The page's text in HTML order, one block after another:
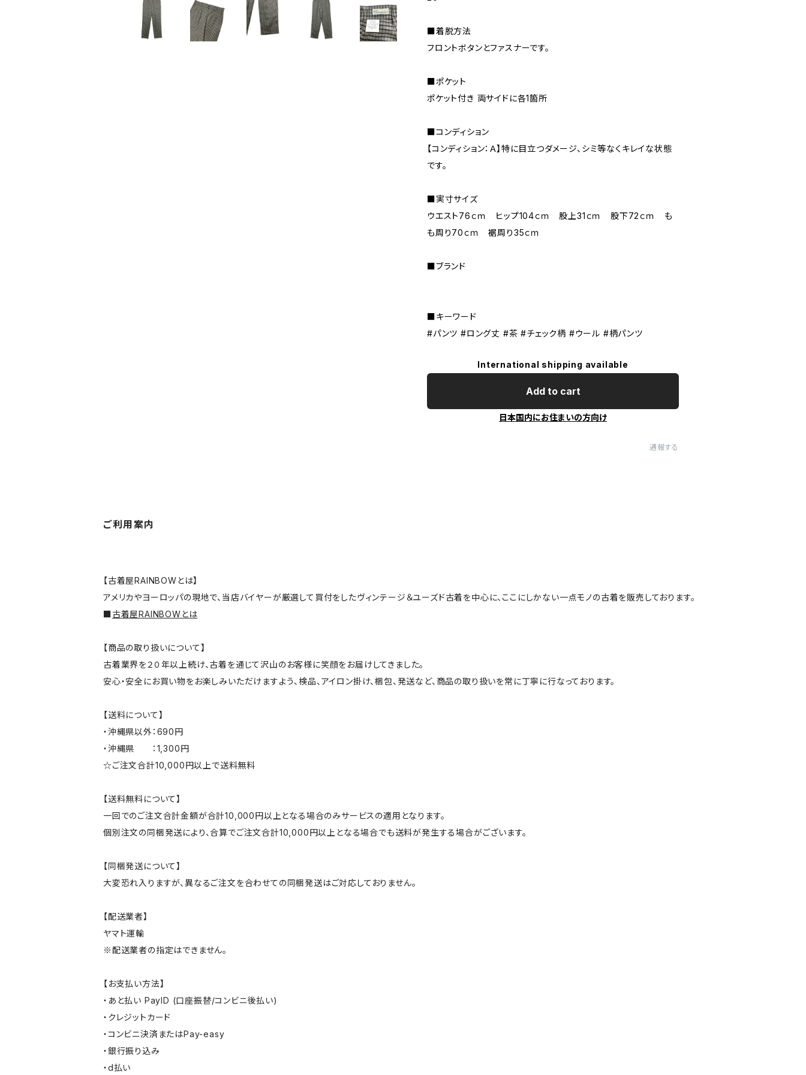
■着脱方法
フロントボタンとファスナーです。
■ポケット
ポケット付き 両サイドに各1箇所
■コンディション
【コンディション：Ａ】特に目立つダメージ、シミ等なくキレイな状態
です。
■実寸サイズ
ウエスト76ｃｍ ヒップ104ｃｍ 股上31ｃｍ 股下72ｃｍ も
も周り70ｃｍ 裾周り35ｃｍ
■ブランド
■キーワード
#パンツ #ロング丈 #茶 #チェック柄 #ウール #柄パンツ
International shipping available
Add to cart
日本国内にお住まいの方向け
通報する
ご利用案内
【古着屋RAINBOWとは】
アメリカやヨーロッパの現地で、当店バイヤーが厳選して買付をしたヴィンテージ＆ユーズド古着を中心に、ここにしかない一点モノの古着を販売しております。
■古着屋RAINBOWとは
【商品の取り扱いについて】
古着業界を２０年以上続け、古着を通じて沢山のお客様に笑顔をお届けしてきました。
安心・安全にお買い物をお楽しみいただけますよう、検品、アイロン掛け、梱包、発送など、商品の取り扱いを常に丁寧に行なっております。
【送料について】
・沖縄県以外：690円
・沖縄県 ：1,300円
☆ご注文合計10,000円以上で送料無料
【送料無料について】
一回でのご注文合計金額が合計10,000円以上となる場合のみサービスの適用となります。
個別注文の同梱発送により、合算でご注文合計10,000円以上となる場合でも送料が発生する場合がございます。
【同梱発送について】
大変恐れ入りますが、異なるご注文を合わせての同梱発送はご対応しておりません。
【配送業者】
ヤマト運輸
※配送業者の指定はできません。
【お支払い方法】
・あと払い PayID (口座振替/コンビニ後払い)
・クレジットカード
・コンビニ決済またはPay-easy
・銀行振り込み
・d払い